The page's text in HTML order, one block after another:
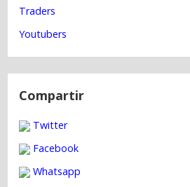
r
a
Traders
Youtubers
Compartir
Twitter
Facebook
Whatsapp